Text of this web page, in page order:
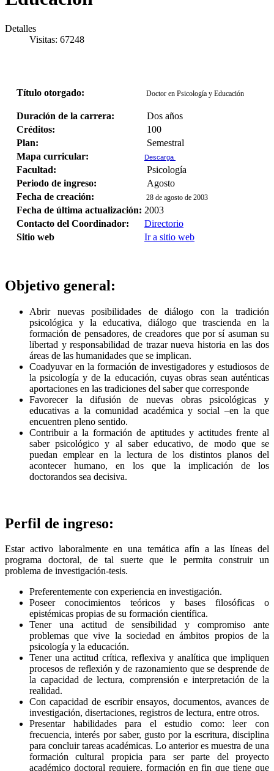
Detalles
Visitas: 67248
Título otorgado: Doctor en Psicología y Educación
Duración de la carrera:
Dos años
Créditos:
100
Plan:
Semestral
Mapa curricular:
Descarga
Facultad:
Psicología
Periodo de ingreso:
Agosto
Fecha de creación:
28 de agosto de 2003
Fecha de última actualización: 2003
Contacto del Coordinador:
Directorio
Sitio web
Ir a sitio web
Objetivo general:
Abrir nuevas posibilidades de diálogo con la tradición
psicológica y la educativa, diálogo que trascienda en la
formación de pensadores, de creadores que por sí asuman su
libertad y responsabilidad de trazar nueva historia en las dos
áreas de las humanidades que se implican.
Coadyuvar en la formación de investigadores y estudiosos de
la psicología y de la educación, cuyas obras sean auténticas
aportaciones en las tradiciones del saber que corresponde
Favorecer la difusión de nuevas obras psicológicas y
educativas a la comunidad académica y social –en la que
encuentren pleno sentido.
Contribuir a la formación de aptitudes y actitudes frente al
saber psicológico y al saber educativo, de modo que se
puedan emplear en la lectura de los distintos planos del
acontecer humano, en los que la implicación de los
doctorandos sea decisiva.
Perfil de ingreso:
Estar activo laboralmente en una temática afín a las líneas del
programa doctoral, de tal suerte que le permita construir un
problema de investigación-tesis.
Preferentemente con experiencia en investigación.
Poseer conocimientos teóricos y bases filosóficas o
epistémicas propias de su formación científica.
Tener una actitud de sensibilidad y compromiso ante
problemas que vive la sociedad en ámbitos propios de la
psicología y la educación.
Tener una actitud crítica, reflexiva y analítica que impliquen
procesos de reflexión y de razonamiento que se desprende de
la capacidad de lectura, comprensión e interpretación de la
realidad.
Con capacidad de escribir ensayos, documentos, avances de
investigación, disertaciones, registros de lectura, entre otros.
Presentar habilidades para el estudio como: leer con
frecuencia, interés por saber, gusto por la escritura, disciplina
para concluir tareas académicas. Lo anterior es muestra de una
formación cultural propicia para ser parte del proyecto
académico doctoral requiere, formación en fin que tiene que